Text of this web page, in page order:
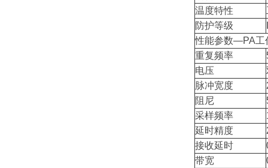
温度特性
防护等级
性能参数—PA工
重复频率
电压
脉冲宽度
阻尼
采样频率
延时精度
接收延时
带宽